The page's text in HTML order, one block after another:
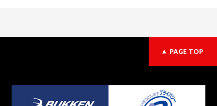
PAGE TOP